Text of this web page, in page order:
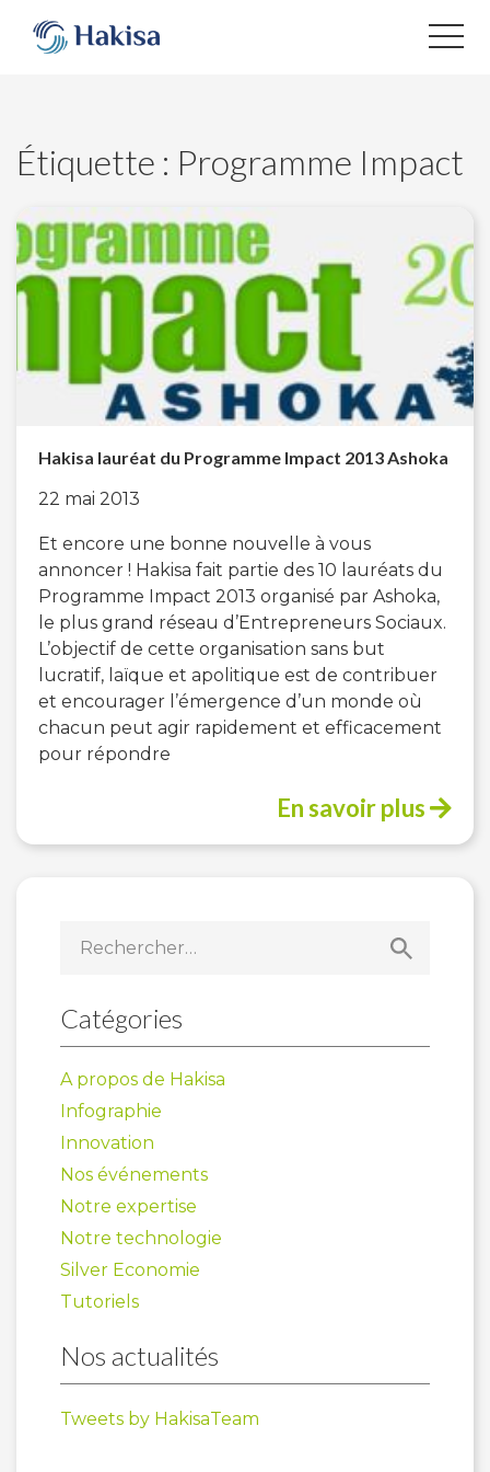
contenu
Étiquette : Programme Impact
Hakisa lauréat du Programme Impact 2013 Ashoka
22 mai 2013
Et encore une bonne nouvelle à vous
annoncer ! Hakisa fait partie des 10 lauréats du
Programme Impact 2013 organisé par Ashoka,
le plus grand réseau d’Entrepreneurs Sociaux.
L’objectif de cette organisation sans but
lucratif, laïque et apolitique est de contribuer
et encourager l’émergence d’un monde où
chacun peut agir rapidement et efficacement
pour répondre
En savoir plus
Catégories
A propos de Hakisa
Infographie
Innovation
Nos événements
Notre expertise
Notre technologie
Silver Economie
Tutoriels
Nos actualités
Tweets by HakisaTeam